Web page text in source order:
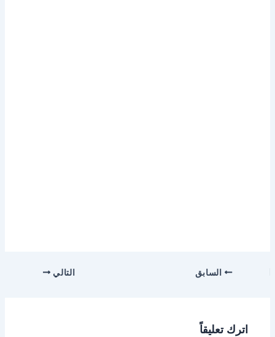
السابق التالي
اترك تعليقاً